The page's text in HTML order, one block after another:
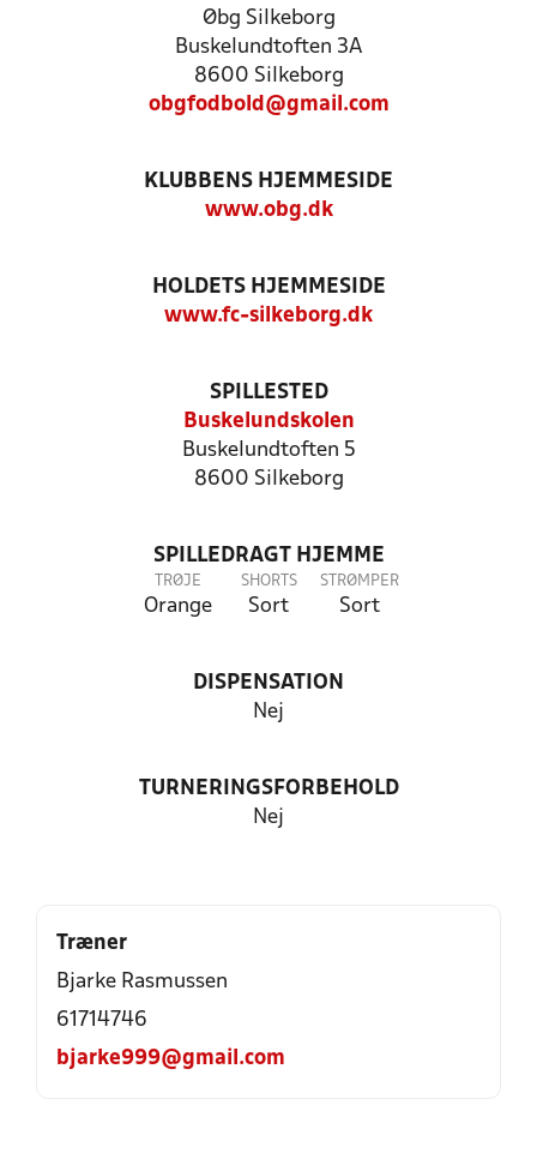
Øbg Silkeborg
Buskelundtoften 3A
8600 Silkeborg
obgfodbold@gmail.com
KLUBBENS HJEMMESIDE
www.obg.dk
HOLDETS HJEMMESIDE
www.fc-silkeborg.dk
SPILLESTED
Buskelundskolen
Buskelundtoften 5
8600 Silkeborg
SPILLEDRAGT HJEMME
TRØJE
Orange
SHORTS
Sort
STRØMPER
Sort
DISPENSATION
Nej
TURNERINGSFORBEHOLD
Nej
Træner
Bjarke Rasmussen
61714746
bjarke999@gmail.com